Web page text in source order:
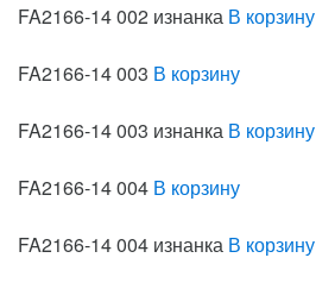
FA2166-14 002 изнанка В корзину
FA2166-14 003 В корзину
FA2166-14 003 изнанка В корзину
FA2166-14 004 В корзину
FA2166-14 004 изнанка В корзину